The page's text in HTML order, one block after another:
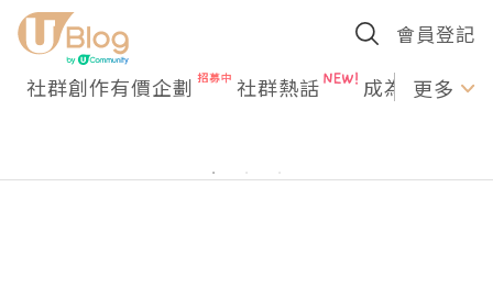
會員登記
社群創作有價企劃 社群熱話 成為U更多